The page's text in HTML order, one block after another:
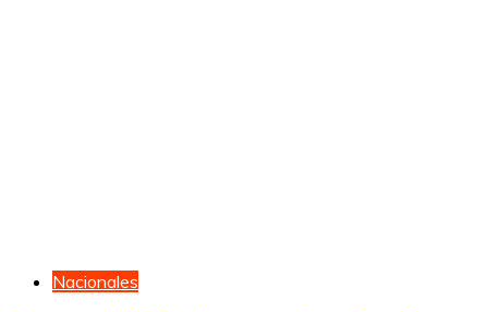
Nacionales